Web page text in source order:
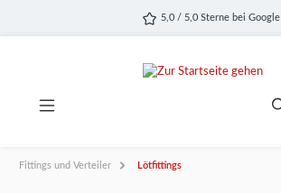
5,0 / 5,0 Sterne bei Google
Fittings und Verteiler Lötfittings